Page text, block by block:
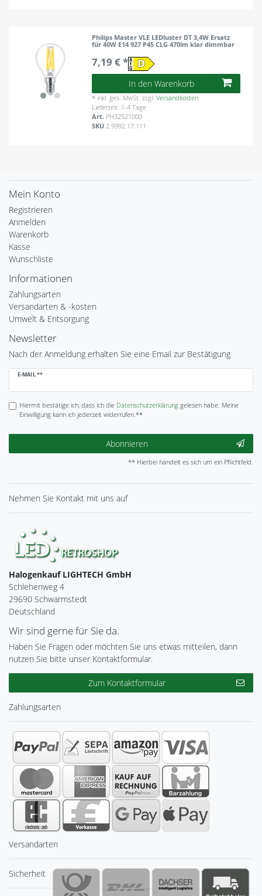
Philips Master VLE LEDluster DT 3,4W Ersatz
für 40W E14 927 P45 CLG 470lm klar dimmbar
7,19 € *
In den Warenkorb
* inkl. ges. MwSt. zzgl.Versandkosten
Lieferzeit: 1-4 Tage
Art. PH32521000
SKU 2.9992.17.111
Mein Konto
Registrieren
Anmelden
Warenkorb
Kasse
Wunschliste
Informationen
Zahlungsarten
Versandarten & -kosten
Umwelt & Entsorgung
Newsletter
Nach der Anmeldung erhalten Sie eine Email zur Bestätigung
E-MAIL **
Newsletter
Hiermit bestätige ich, dass ich die Daten­schutz­erklärunggelesen habe. Meine
Einwilligung kann ich jederzeit widerrufen.**
Abonnieren
** Hierbei handelt es sich um ein Pflichtfeld.
Nehmen Sie Kontakt mit uns auf
Halogenkauf LIGHTECH GmbH
Schlehenweg 4
29690 Schwarmstedt
Deutschland
Wir sind gerne für Sie da.
Haben Sie Fragen oder möchten Sie uns etwas mitteilen, dann
nutzen Sie bitte unser Kontaktformular.
Zum Kontaktformular
Zahlungsarten
Versandarten
Sicherheit